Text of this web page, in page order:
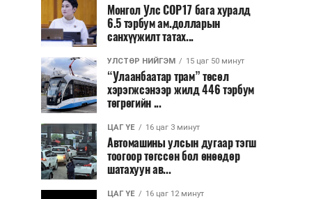
Монгол Улс COP17 бага хуралд
6.5 тэрбум ам.долларын
санхүүжилт татах...
УЛСТӨР НИЙГЭМ 15 цаг 50 минут
“Улаанбаатар трам” төсөл
хэрэгжсэнээр жилд 446 тэрбум
төгрөгийн ...
ЦАГ ҮЕ 16 цаг 3 минут
Автомашины улсын дугаар тэгш
тоогоор төгссөн бол өнөөдөр
шатахуун ав...
ЦАГ ҮЕ 16 цаг 12 минут